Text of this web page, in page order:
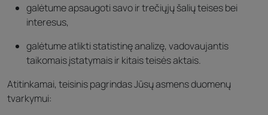
galėtume apsaugoti savo ir trečiųjų šalių teises bei
interesus,
galėtume atlikti statistinę analizę, vadovaujantis
taikomais įstatymais ir kitais teisės aktais.
Atitinkamai, teisinis pagrindas Jūsų asmens duomenų
tvarkymui: